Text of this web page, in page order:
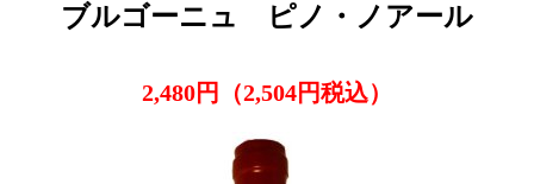
ブルゴーニュ ピノ・ノアール
2,480円（2,504円税込）